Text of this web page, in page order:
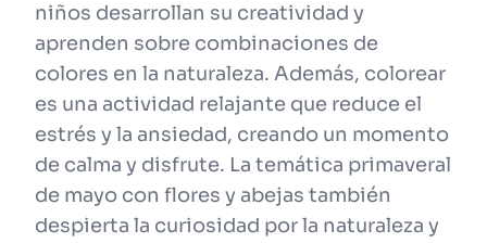
niños desarrollan su creatividad y
aprenden sobre combinaciones de
colores en la naturaleza. Además, colorear
es una actividad relajante que reduce el
estrés y la ansiedad, creando un momento
de calma y disfrute. La temática primaveral
de mayo con flores y abejas también
despierta la curiosidad por la naturaleza y